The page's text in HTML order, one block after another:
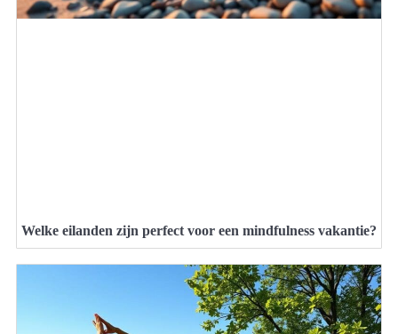
Welke eilanden zijn perfect voor een mindfulness vakantie?